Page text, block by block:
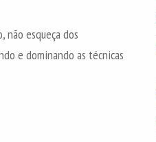
não esqueça dos
e dominando as técnicas